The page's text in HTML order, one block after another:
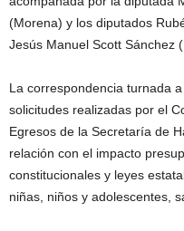
(Morena) y los diputados
Jesús Manuel Scott Sánchez
La correspondencia turnada
solicitudes realizadas por el
Egresos de la Secretaría de
relación con el impacto
constitucionales y leyes
niñas, niños y adolescentes,